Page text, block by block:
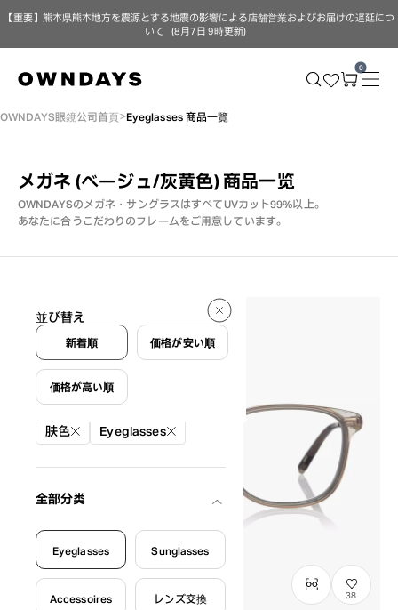
【重要】熊本県熊本地方を震源とする地震の影響による店舗営業およびお届けの遅延につ
いて（8月7日 9時更新）
0
OWNDAYS眼鏡公司首頁 Eyeglasses 商品一覽
メガネ (ベージュ/灰黄色) 商品一览
OWNDAYSのメガネ・サングラスはすべてUVカット99%以上。
あなたに合うこだわりのフレームをご用意しています。
絞り込み条件
肤色 Eyeglasses
全部分类
Eyeglasses Sunglasses
Accessoires レンズ交換
並び替え
新着順 価格が安い順
価格が高い順
38